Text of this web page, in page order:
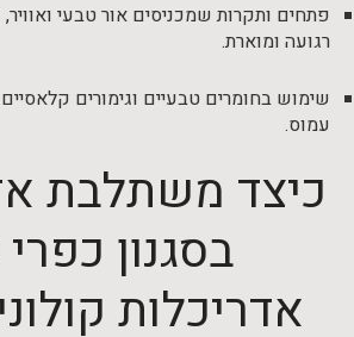
פתחים ותקרות שמכניסים אור טבעי ואוויר,
רגועה ומוארת.
שימוש בחומרים טבעיים וגימורים
עמוס.
כיצד משתלבת
בסגנון
אדריכלות